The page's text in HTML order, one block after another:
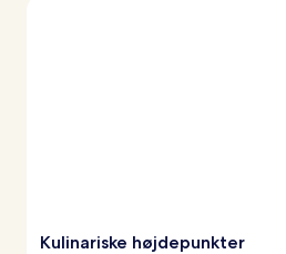
Kulinariske højdepunkter